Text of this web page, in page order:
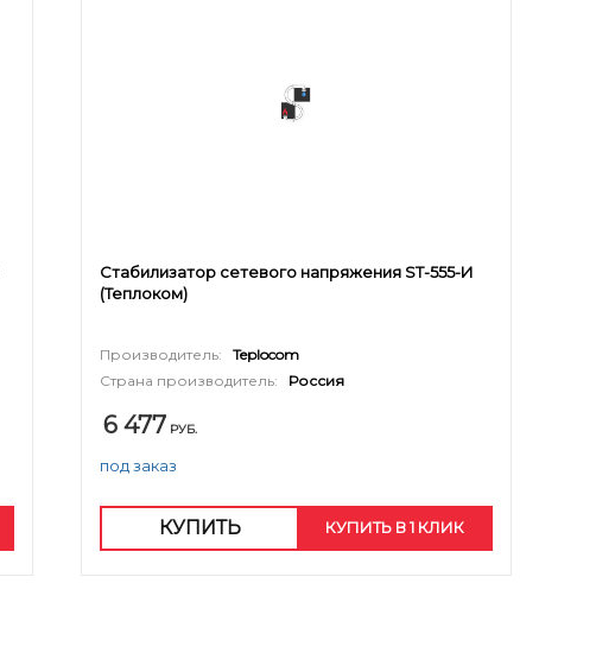
Стабилизатор сетевого напряжения ST-555-И
(Теплоком)
Производитель:
Teplocom
Страна производитель:
Россия
6 477 РУБ.
под заказ
КУПИТЬ КУПИТЬ В 1 КЛИК